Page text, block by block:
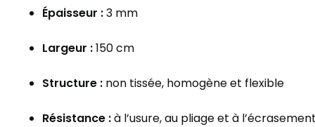
Épaisseur :3 mm
Largeur :150 cm
Structure : non tissée, homogène et flexible
Résistance :à l’usure, au pliage et à